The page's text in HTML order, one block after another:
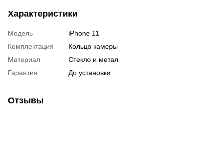
Характеристики
Модель
iPhone 11
Комплектация
Кольцо камеры
Материал
Стекло и метал
Гарантия
До установки
Отзывы